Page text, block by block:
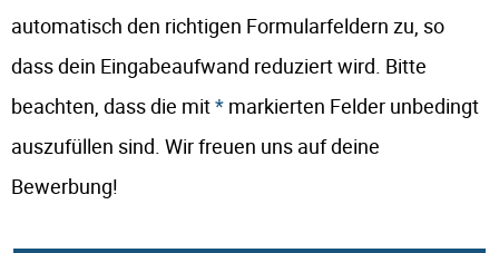
automatisch den richtigen Formularfeldern zu, so
dass dein Eingabeaufwand reduziert wird. Bitte
beachten, dass die mit* markierten Felder unbedingt
auszufüllen sind. Wir freuen uns auf deine
Bewerbung!